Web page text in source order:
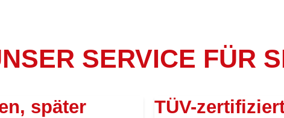
SERVICE FÜR
später
TÜV-